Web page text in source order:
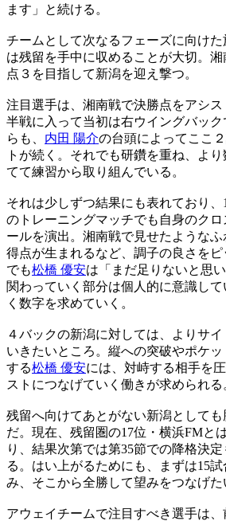
ます」と続ける。
チームとして次なるフェーズに向け
は残留を手中に収めることが大切。
点３を目指して新潟を迎え撃つ。
注目選手は、湘南戦で決勝点をアシス
半戦に入って当初は右ウイングバッ
らも、 内田 陽介の台頭によってここ
トが続く。それでも研鑽を重ね、よ
てて練習から取り組んでいる。
それは少しずつ結果にも表れており、
のトレーニングマッチでも自身のクロ
ールを演出。湘南戦で見せたような
得点が生まれるなど、調子の良さを
でも松橋 優安は「まだ足りないと思
関わっていく部分は個人的に意識し
く数字を求めていく。
４バックの新潟に対しては、よりサ
いきたいところ。縦への突破やポケ
する松橋 優安には、対峙する相手を
ストにつなげていく働きが求められる
残留へ向けてあとがない新潟として
だ。現在、残留圏の17位・横浜FMと
り、結果次第では第35節での降格決
る。はい上がるためにも、まずは15
み、そこから全勝して望みをつなげた
アウェイチームで注目すべき選手は